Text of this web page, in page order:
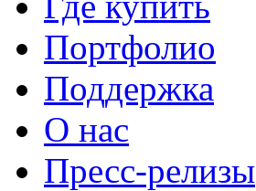
Портфолио
Поддержка
О нас
Пресс-релизы